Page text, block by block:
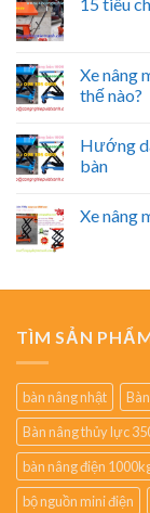
Xe nâng
thế nào?
Hướng
bàn
Xe nâng
TÌM SẢN
bàn nâng nhật
Bàn nâng thủy lực
bàn nâng điện
bộ nguồn mini điện